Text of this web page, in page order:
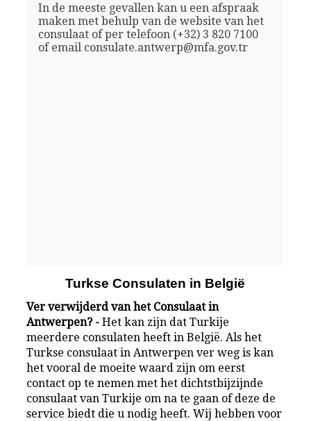
In de meeste gevallen kan u een afspraak
maken met behulp van de website van het
consulaat of per telefoon (+32) 3 820 7100
of email consulate.antwerp@mfa.gov.tr
Turkse Consulaten in België
Ver verwijderd van het Consulaat in
Antwerpen? -Het kan zijn dat Turkije
meerdere consulaten heeft in België. Als het
Turkse consulaat in Antwerpen ver weg is kan
het vooral de moeite waard zijn om eerst
contact op te nemen met het dichtstbijzijnde
consulaat van Turkije om na te gaan of deze de
service biedt die u nodig heeft. Wij hebben voor